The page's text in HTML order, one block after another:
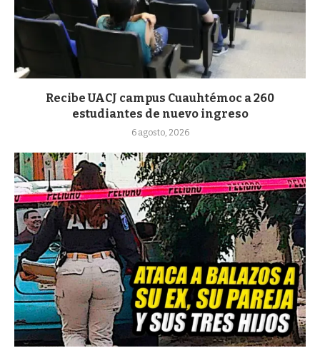
Recibe UACJ campus Cuauhtémoc a 260
estudiantes de nuevo ingreso
6 agosto, 2026